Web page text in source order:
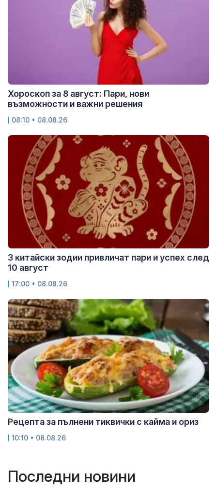
Хороскоп за 8 август: Пари, нови
възможности и важни решения
08:10 • 08.08.26
3 китайски зодии привличат пари и успех след
10 август
17:00 • 08.08.26
Рецепта за пълнени тиквички с кайма и ориз
10:10 • 08.08.26
Последни новини